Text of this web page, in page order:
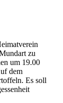
zu
um 19.00
dem
Es soll